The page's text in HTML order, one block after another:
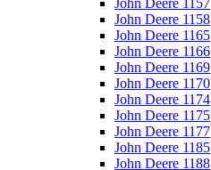
John Deere 1157
John Deere 1158
John Deere 1165
John Deere 1166
John Deere 1169
John Deere 1170
John Deere 1174
John Deere 1175
John Deere 1177
John Deere 1185
John Deere 1188